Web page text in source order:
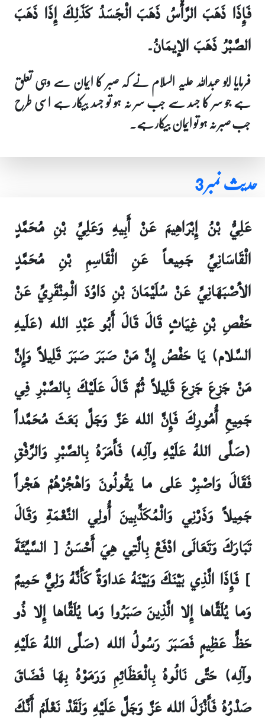
فَإِذَا ذَهَبَ الرَّأْسُ ذَهَبَ الْجَسَدُ كَذَلِكَ إِذَا ذَهَبَ
الصَّبْرُ ذَهَبَ الإيمَانُ۔
فرمایا ابو عبداللہ علیہ السلام نے کہ صبر کا ایمان سے وہی تعلق
ہے جو سر کا جسد سے جب سر نہ ہو تو جسد بیکار ہے اسی طرح
جب صبر نہ ہو تو ایمان بیکار ہے۔
حدیث نمبر 3
عَلِيُّ بْنُ إِبْرَاهِيمَ عَنْ أَبِيهِ وَعَلِيِّ بْنِ مُحَمَّدٍ
الْقَاسَانِيِّ جَمِيعاً عَنِ الْقَاسِمِ بْنِ مُحَمَّدٍ
الأصْبَهَانِيِّ عَنْ سُلَيْمَانَ بْنِ دَاوُدَ الْمِنْقَرِيِّ عَنْ
حَفْصِ بْنِ غِيَاثٍ قَالَ قَالَ أَبُو عَبْدِ الله (عَلَيهِ
السَّلام) يَا حَفْصُ إِنَّ مَنْ صَبَرَ صَبَرَ قَلِيلاً وَإِنَّ
مَنْ جَزِعَ جَزِعَ قَلِيلاً ثُمَّ قَالَ عَلَيْكَ بِالصَّبْرِ فِي
جَمِيعِ أُمُورِكَ فَإِنَّ الله عَزَّ وَجَلَّ بَعَثَ مُحَمَّداً
(صَلَّى اللهُ عَلَيْهِ وآلِه) فَأَمَرَهُ بِالصَّبْرِ وَالرِّفْقِ
فَقَالَ وَاصْبِرْ عَلى‏ ما يَقُولُونَ وَاهْجُرْهُمْ هَجْراً
جَمِيلاً وَذَرْنِي وَالْمُكَذِّبِينَ أُولِي النَّعْمَةِ وَقَالَ
تَبَارَكَ وَتَعَالَى ادْفَعْ بِالَّتِي هِيَ أَحْسَنُ [ السَّيِّئَةَ
] فَإِذَا الَّذِي بَيْنَكَ وَبَيْنَهُ عَداوَةٌ كَأَنَّهُ وَلِيٌّ حَمِيمٌ
وَما يُلَقَّاها إِلا الَّذِينَ صَبَرُوا وَما يُلَقَّاها إِلا ذُو
حَظٍّ عَظِيمٍ فَصَبَرَ رَسُولُ الله (صَلَّى اللهُ عَلَيْهِ
وآلِه) حَتَّى نَالُوهُ بِالْعَظَائِمِ وَرَمَوْهُ بِهَا فَضَاقَ
صَدْرُهُ فَأَنْزَلَ الله عَزَّ وَجَلَّ عَلَيْهِ وَلَقَدْ نَعْلَمُ أَنَّكَ